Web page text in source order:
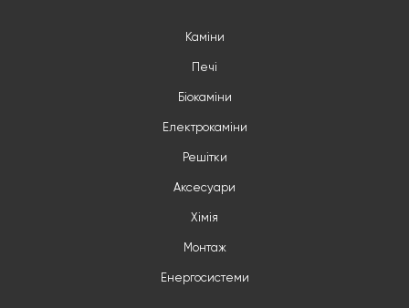
Каміни
Печі
Біокаміни
Електрокаміни
Решітки
Аксесуари
Хімія
Монтаж
Енергосистеми